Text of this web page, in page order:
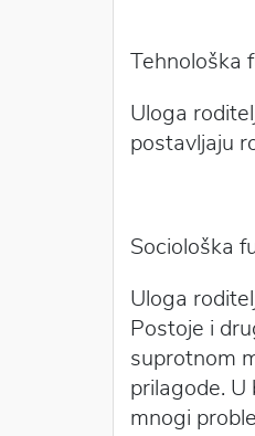
Tehnološka
Uloga
postavljaju
Sociološka
Uloga
Postoje i
suprotnom
prilagode.
mnogi